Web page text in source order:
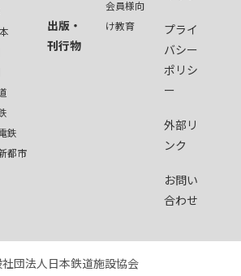
鉄
都市
出版・
刊行物
会員様向
け教育
プライ
バシー
ポリシ
ー
外部リ
ンク
お問い
合わせ
社団法人日本鉄道施設協会